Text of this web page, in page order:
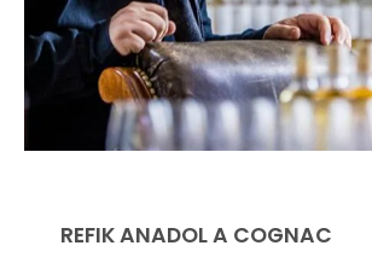
REFIK ANADOL A COGNAC